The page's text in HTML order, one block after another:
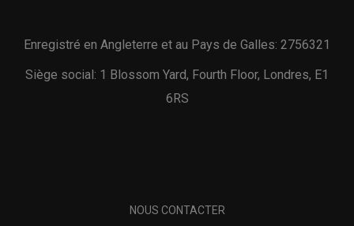
Enregistré en Angleterre et au Pays de Galles: 2756321
Siège social: 1 Blossom Yard, Fourth Floor, Londres, E1
6RS
NOUS CONTACTER